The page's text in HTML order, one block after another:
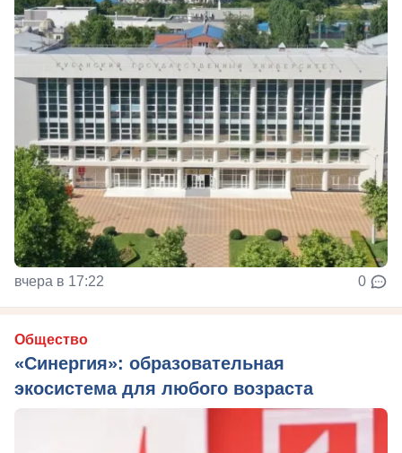
вчера в 17:22 0
Общество
«Синергия»: образовательная
экосистема для любого возраста